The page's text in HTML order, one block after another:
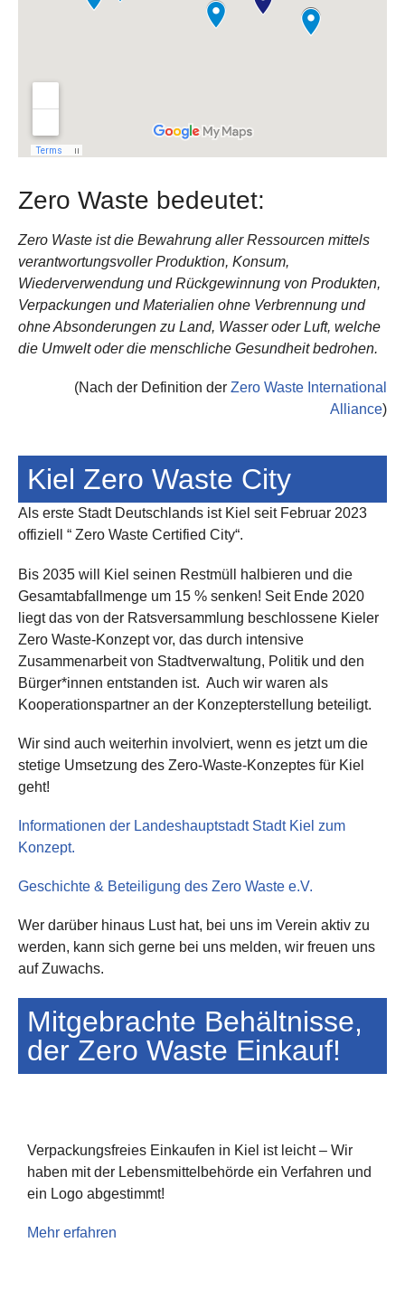
Zero Waste bedeutet:
Zero Waste ist die Bewahrung aller Ressourcen mittels
verantwortungsvoller Produktion, Konsum,
Wiederverwendung und Rückgewinnung von Produkten,
Verpackungen und Materialien ohne Verbrennung und
ohne Absonderungen zu Land, Wasser oder Luft, welche
die Umwelt oder die menschliche Gesundheit bedrohen.
(Nach der Definition der Zero Waste International
Alliance)
Kiel Zero Waste City
Als erste Stadt Deutschlands ist Kiel seit Februar 2023
offiziell “ Zero Waste Certified City“.
Bis 2035 will Kiel seinen Restmüll halbieren und die
Gesamtabfallmenge um 15 % senken! Seit Ende 2020
liegt das von der Ratsversammlung beschlossene Kieler
Zero Waste-Konzept vor, das durch intensive
Zusammenarbeit von Stadtverwaltung, Politik und den
Bürger*innen entstanden ist. Auch wir waren als
Kooperationspartner an der Konzepterstellung beteiligt.
Wir sind auch weiterhin involviert, wenn es jetzt um die
stetige Umsetzung des Zero-Waste-Konzeptes für Kiel
geht!
Informationen der Landeshauptstadt Stadt Kiel zum
Konzept.
Geschichte & Beteiligung des Zero Waste e.V.
Wer darüber hinaus Lust hat, bei uns im Verein aktiv zu
werden, kann sich gerne bei uns melden, wir freuen uns
auf Zuwachs.
Mitgebrachte Behältnisse,
der Zero Waste Einkauf!
Verpackungsfreies Einkaufen in Kiel ist leicht – Wir
haben mit der Lebensmittelbehörde ein Verfahren und
ein Logo abgestimmt!
Mehr erfahren